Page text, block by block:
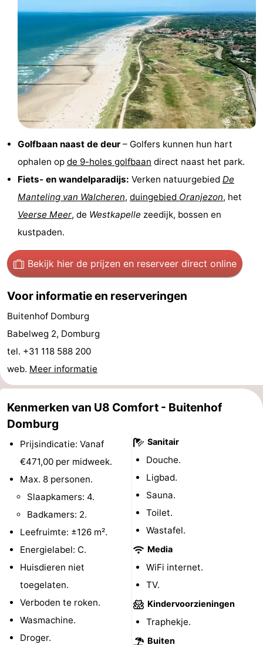
Zwembaden
Fietsen
Paardrijden
Golfbanen
Eten
drinken
Mondriaan
Toorop
Evenementen
Praktisch
Forum
Route
-
Nieuws
adressen
Regio
Schouwen-
Renesse
-
Golfbaan naast de deur – Golfers kunnen hun hart
ophalen op de 9-holes golfbaan direct naast het park.
Fiets- en wandelparadijs: Verken natuurgebied De
Manteling van Walcheren, duingebied Oranjezon, het
Veerse Meer, de Westkapelle zeedijk, bossen en
kustpaden.
Bekijk hier de prijzen en reserveer direct online
Voor informatie en reserveringen
Buitenhof Domburg
Babelweg 2, Domburg
tel. +31 118 588 200
web. Meer informatie
Kenmerken van U8 Comfort - Buitenhof
Domburg
Prijsindicatie: Vanaf
€471,00 per midweek.
Max. 8 personen.
Slaapkamers: 4.
Badkamers: 2.
Leefruimte: ±126 m².
Energielabel: C.
Huisdieren niet
toegelaten.
Verboden te roken.
Wasmachine.
Droger.
Sanitair
Douche.
Ligbad.
Sauna.
Toilet.
Wastafel.
Media
WiFi internet.
TV.
Kindervoorzieningen
Traphekje.
Buiten